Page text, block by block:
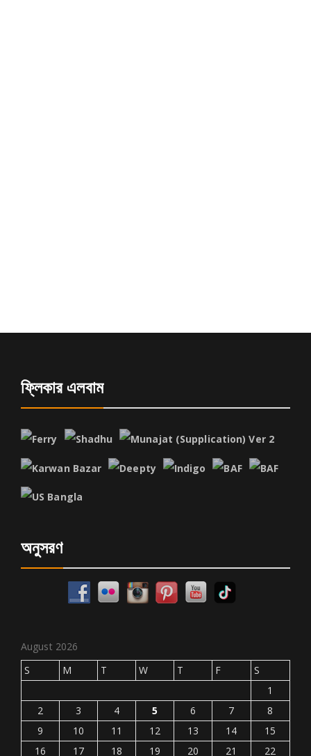
ফ্লিকার এলবাম
অনুসরণ
August 2026
S
M T W T F
S
1
2
3 4 5 6 7
8
9
10 11 12 13 14
15
16
17 18 19 20 21 22